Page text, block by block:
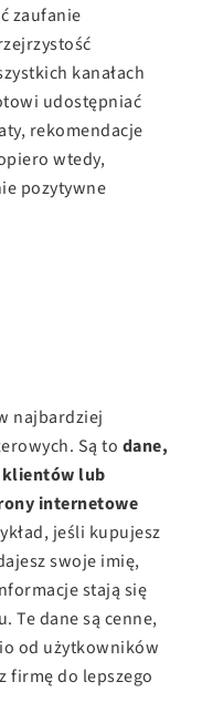
zaufanie
kanałach
udostępniać
rekomendacje
wtedy,
pozytywne
najbardziej
Są to dane,
klientów lub
internetowe
jeśli kupujesz
swoje imię,
stają się
Te dane są cenne,
od użytkowników
firmę do lepszego